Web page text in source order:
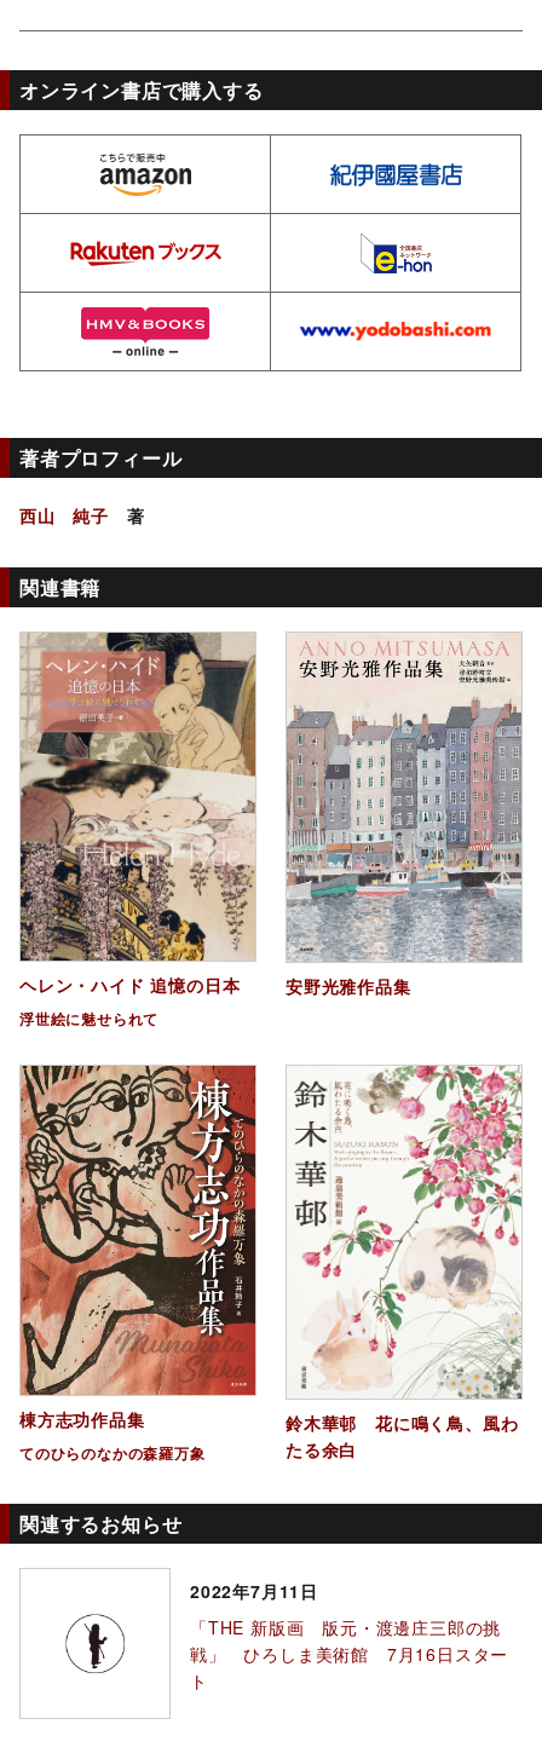
オンライン書店で購入する
著者プロフィール
西山 純子 著
関連書籍
ヘレン・ハイド 追憶の日本
浮世絵に魅せられて
安野光雅作品集
棟方志功作品集
てのひらのなかの森羅万象
鈴木華邨 花に鳴く鳥、風わ
たる余白
関連するお知らせ
2022年7月11日
「THE 新版画 版元・渡邊庄三郎の挑
戦」 ひろしま美術館 7月16日スター
ト